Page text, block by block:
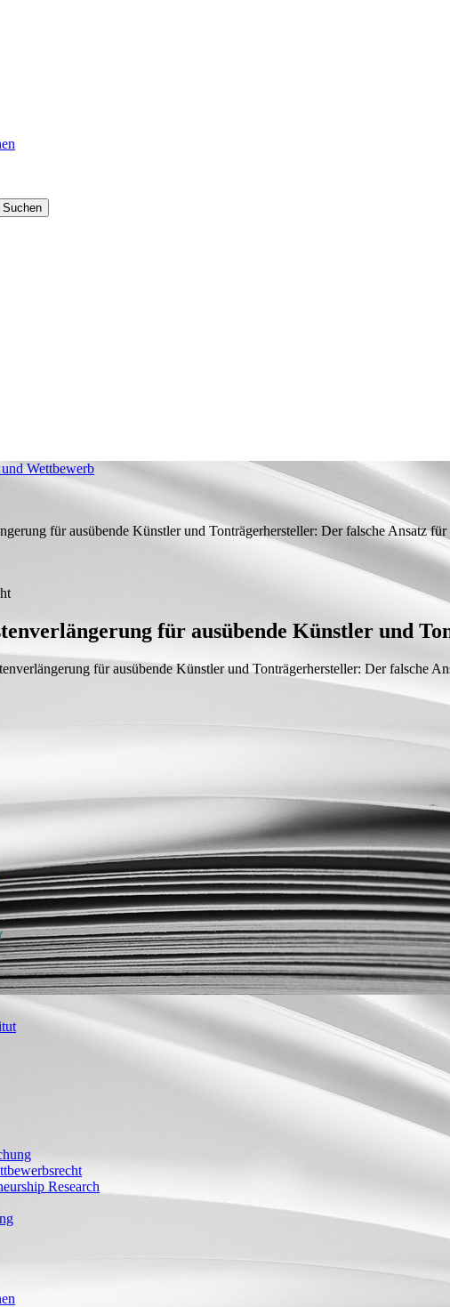
für ausübende Künstler und Tonträgerhersteller: Der falsche Ansatz
für ausübende Künstler und
für ausübende Künstler und Tonträgerhersteller: Der falsche
Research